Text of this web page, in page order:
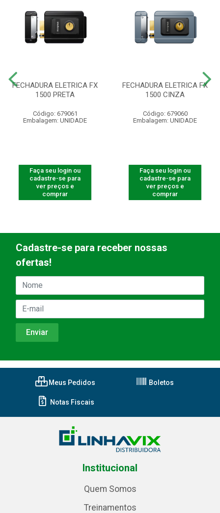
FECHADURA ELETRICA FX
1500 PRETA
Código: 679061
Embalagem: UNIDADE
Faça seu login ou
cadastre-se para
ver preços e
comprar
FECHADURA ELETRICA FX
1500 CINZA
Código: 679060
Embalagem: UNIDADE
Faça seu login ou
cadastre-se para
ver preços e
comprar
Cadastre-se para receber nossas
ofertas!
Meus Pedidos Boletos
Notas Fiscais
Institucional
Quem Somos
Treinamentos